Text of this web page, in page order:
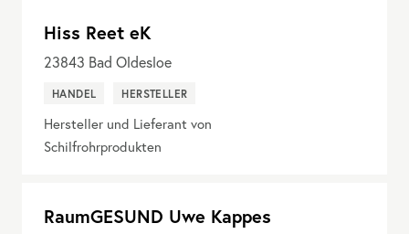
Hiss Reet eK
23843 Bad Oldesloe
HANDEL HERSTELLER
Hersteller und Lieferant von
Schilfrohrprodukten
RaumGESUND Uwe Kappes